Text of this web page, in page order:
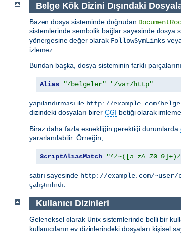
Belge Kök Dizini Dışındaki
Bazen dosya sisteminde doğrudan
sistemlerinde sembolik bağlar sayesinde dosya
yönergesine değer olarak FollowSymLinks
izlemez.
Bundan başka, dosya sisteminin farklı
Alias "/belgeler" "/var/http"
yapılandırması ile http://example.com/
dizindeki dosyaları birer CGI betiği olarak
Biraz daha fazla esnekliğin gerektiği durumlarda
yararlanılabilir. Örneğin,
ScriptAliasMatch "^/~([a-zA-Z0-
satırı sayesinde http://example.com/
çalıştırılırdı.
Kullanıcı Dizinleri
Geleneksel olarak Unix sistemlerinde belli bir
kullanıcıların ev dizinlerindeki dosyaları kişisel